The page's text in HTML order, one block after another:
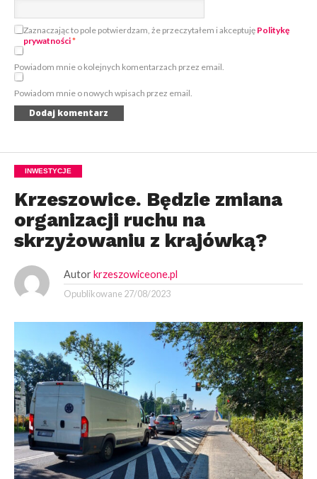
Zaznaczając to pole potwierdzam, że przeczytałem i akceptuję Politykę
prywatności*
Powiadom mnie o kolejnych komentarzach przez email.
Powiadom mnie o nowych wpisach przez email.
INWESTYCJE
Krzeszowice. Będzie zmiana
organizacji ruchu na
skrzyżowaniu z krajówką?
Autor krzeszowiceone.pl
Opublikowane 27/08/2023